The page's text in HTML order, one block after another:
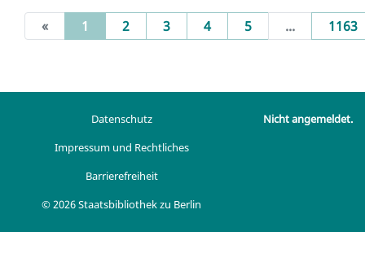
« 1 (current)
2 3 4 5 ... 1163
Datenschutz
Impressum und Rechtliches
Barrierefreiheit
© 2026 Staatsbibliothek zu Berlin
Nicht angemeldet.